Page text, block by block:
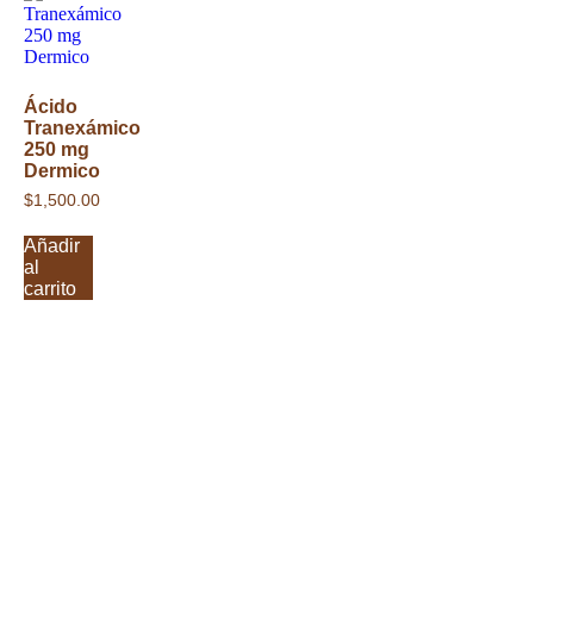
Ácido
Tranexámico
250 mg
Dermico
$1,500.00
Añadir
al
carrito